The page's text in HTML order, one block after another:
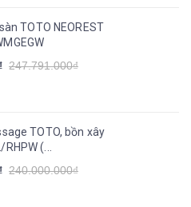
TOTO NEOREST
247.791.000₫
TOTO, bồn xây
(...
240.000.000₫